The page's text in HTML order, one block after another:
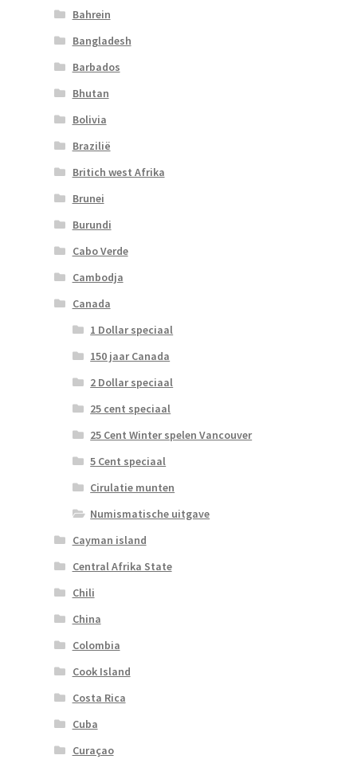
Bahrein
Bangladesh
Barbados
Bhutan
Bolivia
Brazilië
Britich west Afrika
Brunei
Burundi
Cabo Verde
Cambodja
Canada
1 Dollar speciaal
150 jaar Canada
2 Dollar speciaal
25 cent speciaal
25 Cent Winter spelen Vancouver
5 Cent speciaal
Cirulatie munten
Numismatische uitgave
Cayman island
Central Afrika State
Chili
China
Colombia
Cook Island
Costa Rica
Cuba
Curaçao